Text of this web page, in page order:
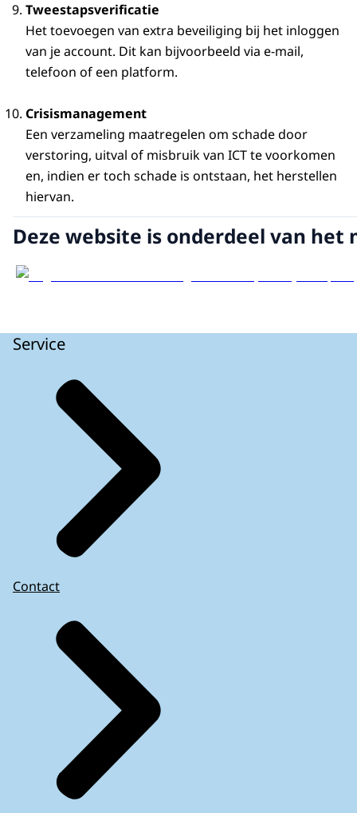
Tweestapsverificatie
Het toevoegen van extra beveiliging bij het inloggen
van je account. Dit kan bijvoorbeeld via e-mail,
telefoon of een platform.
Crisismanagement
Een verzameling maatregelen om schade door
verstoring, uitval of misbruik van ICT te voorkomen
en, indien er toch schade is ontstaan, het herstellen
hiervan.
Deze website is onderdeel van
Service
Contact